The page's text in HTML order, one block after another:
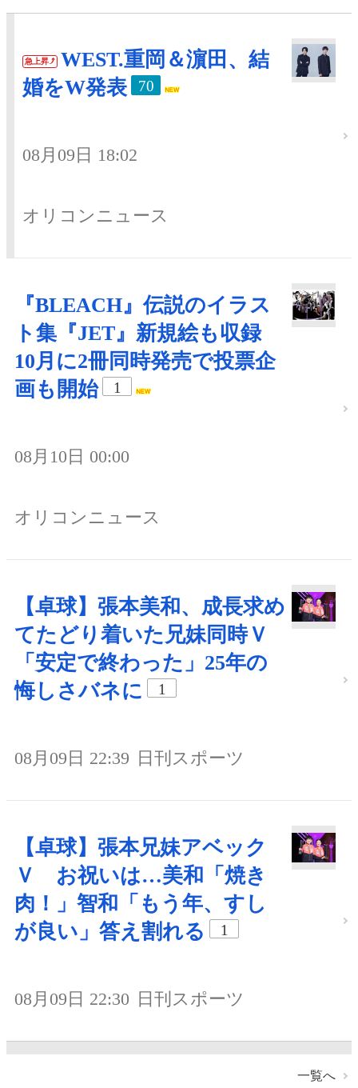
急上昇
WEST.重岡＆濵田、結
婚をW発表
70
08月09日 18:02
オリコンニュース
『BLEACH』伝説のイラス
ト集『JET』新規絵も収録
10月に2冊同時発売で投票企
画も開始
1
08月10日 00:00
オリコンニュース
【卓球】張本美和、成長求め
てたどり着いた兄妹同時Ｖ
「安定で終わった」25年の
悔しさバネに
1
08月09日 22:39 日刊スポーツ
【卓球】張本兄妹アベック
Ｖ お祝いは…美和「焼き
肉！」智和「もう年、すし
が良い」答え割れる
1
08月09日 22:30 日刊スポーツ
一覧へ